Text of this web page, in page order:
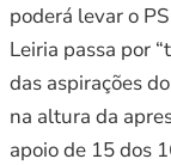
poderá levar o
Leiria passa por
das aspirações
na altura da
apoio de 15 dos